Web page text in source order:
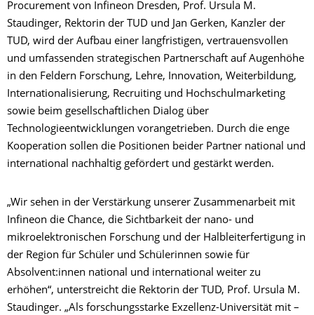
Procurement von Infineon Dresden, Prof. Ursula M.
Staudinger, Rektorin der TUD und Jan Gerken, Kanzler der
TUD, wird der Aufbau einer langfristigen, vertrauensvollen
und umfassenden strategischen Partnerschaft auf Augenhöhe
in den Feldern Forschung, Lehre, Innovation, Weiterbildung,
Internationalisierung, Recruiting und Hochschulmarketing
sowie beim gesellschaftlichen Dialog über
Technologieentwicklungen vorangetrieben. Durch die enge
Kooperation sollen die Positionen beider Partner national und
international nachhaltig gefördert und gestärkt werden.
„Wir sehen in der Verstärkung unserer Zusammenarbeit mit
Infineon die Chance, die Sichtbarkeit der nano- und
mikroelektronischen Forschung und der Halbleiterfertigung in
der Region für Schüler und Schülerinnen sowie für
Absolvent:innen national und international weiter zu
erhöhen“, unterstreicht die Rektorin der TUD, Prof. Ursula M.
Staudinger. „Als forschungsstarke Exzellenz-Universität mit –